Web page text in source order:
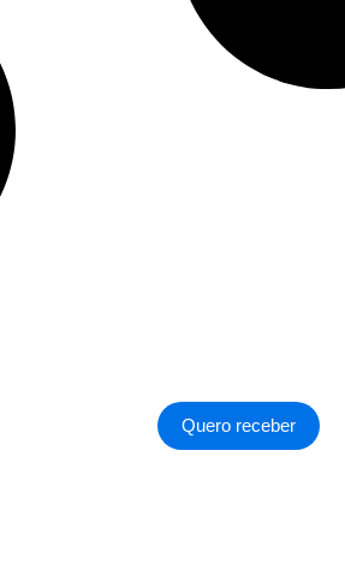
Quero receber